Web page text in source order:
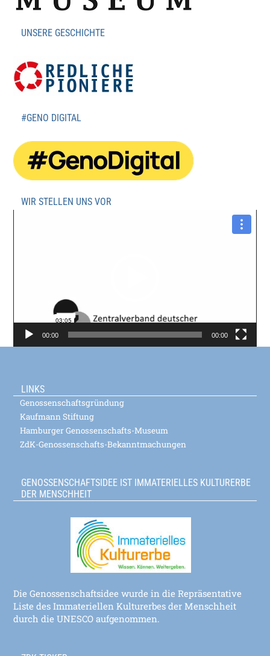
UNSERE GESCHICHTE
#GENO DIGITAL
WIR STELLEN UNS VOR
00:00 00:00
LINKS
Genossenschaftsgründung
Kaufmann Stiftung
Hamburger Genossenschafts-Museum
ZdK-Genossenschafts-Bekanntmachungen
GENOSSENSCHAFTSIDEE IST IMMATERIELLES KULTURERBE
DER MENSCHHEIT
Die Genossenschaftsidee wurde in die Repräsentative
Liste des Immateriellen Kulturerbes der Menschheit
durch die UNESCO aufgenommen.